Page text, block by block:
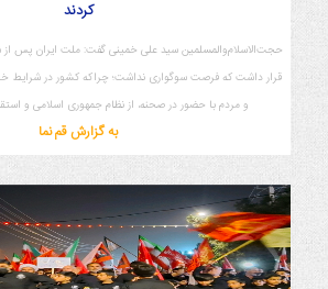
کردند
حجت‌الاسلام‌والمسلمین سید علی خمینی گفت: ملت ایران پس
قرار داشت که فرصت سوگواری نداشت؛ چراکه کشور در شرایط
و مردم با حضور در صحنه، از نظام جمهوری اسلامی و
به گزارش قم نما